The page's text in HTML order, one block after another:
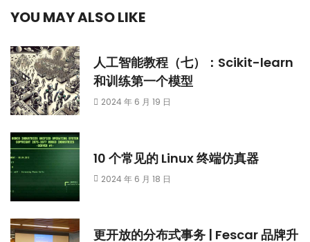
YOU MAY ALSO LIKE
人工智能教程（七）：Scikit-learn
和训练第一个模型
2024 年 6 月 19 日
10 个常见的 Linux 终端仿真器
2024 年 6 月 18 日
更开放的分布式事务 | Fescar 品牌升